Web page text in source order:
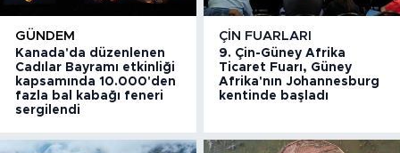
GÜNDEM
Kanada'da düzenlenen
Cadılar Bayramı etkinliği
kapsamında 10.000'den
fazla bal kabağı feneri
sergilendi
ÇIN FUARLARI
9. Çin-Güney Afrika
Ticaret Fuarı, Güney
Afrika'nın Johannesburg
kentinde başladı